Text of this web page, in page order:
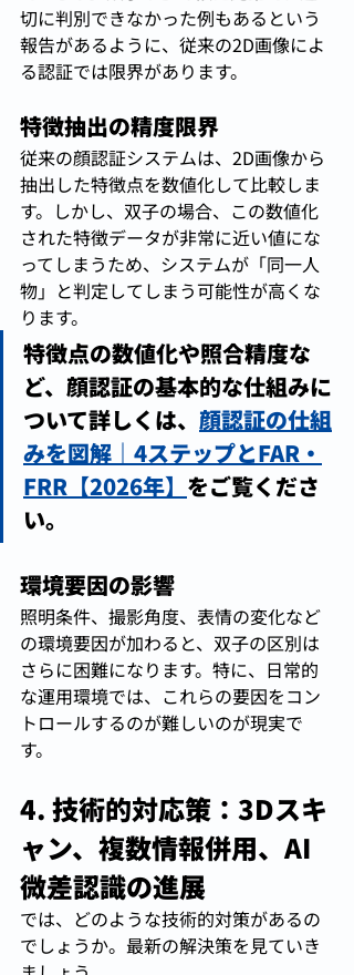
切に判別できなかった例もあるという
報告があるように、従来の2D画像によ
る認証では限界があります。
特徴抽出の精度限界
従来の顔認証システムは、2D画像から
抽出した特徴点を数値化して比較しま
す。しかし、双子の場合、この数値化
された特徴データが非常に近い値にな
ってしまうため、システムが「同一人
物」と判定してしまう可能性が高くな
ります。
特徴点の数値化や照合精度な
ど、顔認証の基本的な仕組みに
ついて詳しくは、 顔認証の仕組
みを図解｜4ステップとFAR・
FRR【2026年】 をご覧くださ
い。
環境要因の影響
照明条件、撮影角度、表情の変化など
の環境要因が加わると、双子の区別は
さらに困難になります。特に、日常的
な運用環境では、これらの要因をコン
トロールするのが難しいのが現実で
す。
4. 技術的対応策：3Dスキ
ャン、複数情報併用、AI
微差認識の進展
では、どのような技術的対策があるの
でしょうか。最新の解決策を見ていき